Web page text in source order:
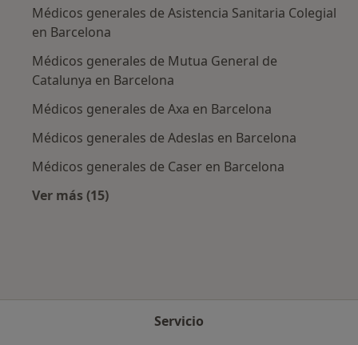
Médicos generales de Asistencia Sanitaria Colegial
en Barcelona
Médicos generales de Mutua General de
Catalunya en Barcelona
Médicos generales de Axa en Barcelona
Médicos generales de Adeslas en Barcelona
Médicos generales de Caser en Barcelona
Ver más (15)
Servicio